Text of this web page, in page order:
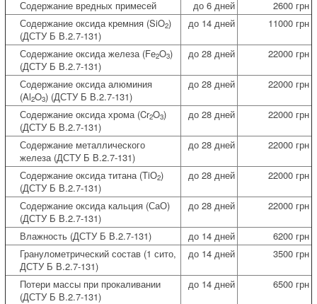
Содержание вредных примесей до 6 дней
2600 грн
Содержание оксида кремния (SiO2)
(ДСТУ Б В.2.7-131)
до 14 дней 11000 грн
Содержание оксида железа (Fе2O3)
(ДСТУ Б В.2.7-131)
до 28 дней 22000 грн
Содержание оксида алюминия
(Al2O3) (ДСТУ Б В.2.7-131)
до 28 дней 22000 грн
Содержание оксида хрома (Cr2O3)
(ДСТУ Б В.2.7-131)
до 28 дней 22000 грн
Содержание металлического
железа (ДСТУ Б В.2.7-131)
до 28 дней 22000 грн
Содержание оксида титана (TiО2)
(ДСТУ Б В.2.7-131)
до 28 дней 22000 грн
Содержание оксида кальция (СаО)
(ДСТУ Б В.2.7-131)
до 28 дней 22000 грн
Влажность (ДСТУ Б В.2.7-131) до 14 дней
6200 грн
Гранулометрический состав (1 сито,
ДСТУ Б В.2.7-131)
до 14 дней 3500 грн
Потери массы при прокаливании
(ДСТУ Б В.2.7-131)
до 14 дней 6500 грн